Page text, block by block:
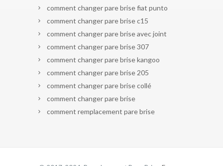
comment changer pare brise fiat punto
comment changer pare brise c15
comment changer pare brise avec joint
comment changer pare brise 307
comment changer pare brise kangoo
comment changer pare brise 205
comment changer pare brise collé
comment changer pare brise
comment remplacement pare brise